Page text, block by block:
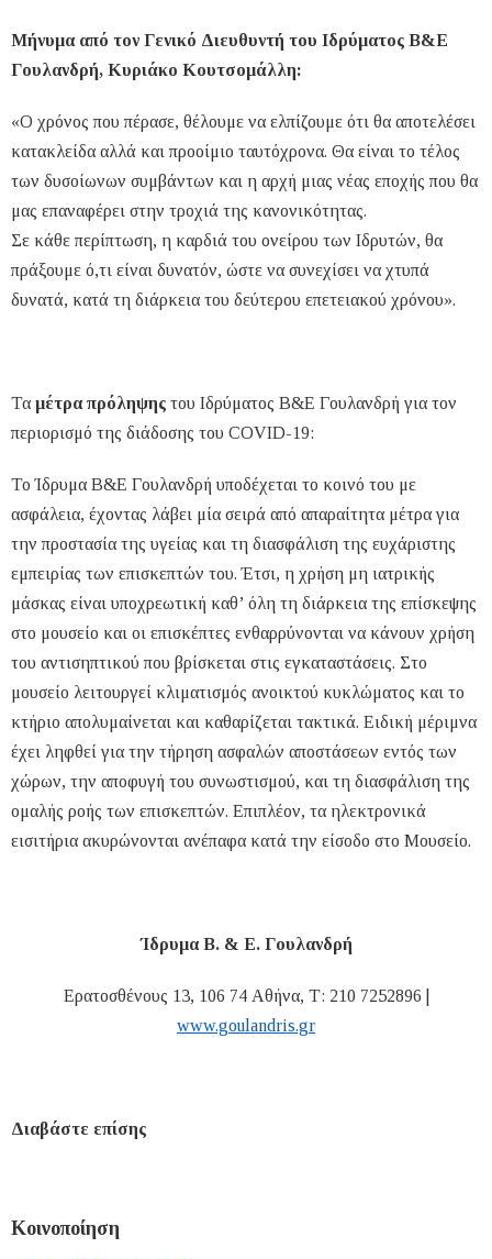
Μήνυμα από τον Γενικό Διευθυντή του Ιδρύματος Β&Ε
Γουλανδρή, Κυριάκο Κουτσομάλλη:
«Ο χρόνος που πέρασε, θέλουμε να ελπίζουμε ότι θα αποτελέσει
κατακλείδα αλλά και προοίμιο ταυτόχρονα. Θα είναι το τέλος
των δυσοίωνων συμβάντων και η αρχή μιας νέας εποχής που θα
μας επαναφέρει στην τροχιά της κανονικότητας.
Σε κάθε περίπτωση, η καρδιά του ονείρου των Ιδρυτών, θα
πράξουμε ό,τι είναι δυνατόν, ώστε να συνεχίσει να χτυπά
δυνατά, κατά τη διάρκεια του δεύτερου επετειακού χρόνου».
Τα μέτρα πρόληψης του Ιδρύματος Β&Ε Γουλανδρή για τον
περιορισμό της διάδοσης του COVID-19:
Το Ίδρυμα Β&Ε Γουλανδρή υποδέχεται το κοινό του με
ασφάλεια, έχοντας λάβει μία σειρά από απαραίτητα μέτρα για
την προστασία της υγείας και τη διασφάλιση της ευχάριστης
εμπειρίας των επισκεπτών του. Έτσι, η χρήση μη ιατρικής
μάσκας είναι υποχρεωτική καθ’ όλη τη διάρκεια της επίσκεψης
στο μουσείο και οι επισκέπτες ενθαρρύνονται να κάνουν χρήση
του αντισηπτικού που βρίσκεται στις εγκαταστάσεις. Στο
μουσείο λειτουργεί κλιματισμός ανοικτού κυκλώματος και το
κτήριο απολυμαίνεται και καθαρίζεται τακτικά. Ειδική μέριμνα
έχει ληφθεί για την τήρηση ασφαλών αποστάσεων εντός των
χώρων, την αποφυγή του συνωστισμού, και τη διασφάλιση της
ομαλής ροής των επισκεπτών. Επιπλέον, τα ηλεκτρονικά
εισιτήρια ακυρώνονται ανέπαφα κατά την είσοδο στο Μουσείο.
Ίδρυμα Β. & Ε. Γουλανδρή
Ερατοσθένους 13, 106 74 Αθήνα, Τ: 210 7252896 |
www.goulandris.gr
Διαβάστε επίσης
Κοινοποίηση